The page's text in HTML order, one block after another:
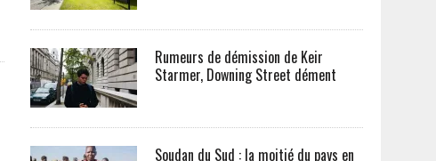
Rumeurs de démission de Keir
Starmer, Downing Street dément
Soudan du Sud : la moitié du pays en